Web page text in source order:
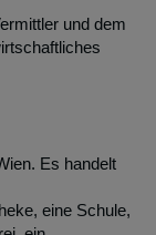
und dem
Es handelt
eine Schule,